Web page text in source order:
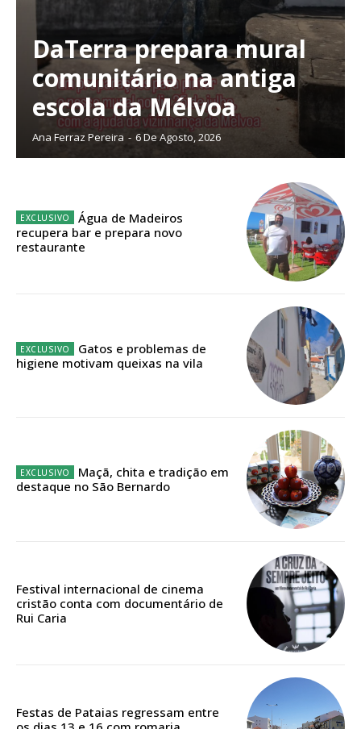
Planos de Assinatura
Faça-se assinante do Região de Cister e ajude-nos a manter este serviço
público!
Sendo assinante terá acesso a todos os conteúdos exclusivos e versões
12 meses
Acesso aos conteúdos Exclusivos para
assinantes
16€
DaTerra prepara mural
comunitário na antiga
escola da Mélvoa
Ana Ferraz Pereira - 6 De Agosto, 2026
Água de Madeiros
recupera bar e prepara novo
restaurante
Gatos e problemas de
higiene motivam queixas na vila
Maçã, chita e tradição em
destaque no São Bernardo
Festival internacional de cinema
cristão conta com documentário de
Rui Caria
Festas de Pataias regressam entre